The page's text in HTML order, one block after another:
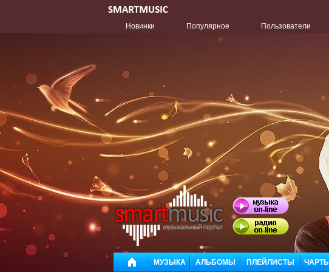
Новинки
Популярное Пользователи
МУЗЫКА АЛЬБОМЫ ПЛЕЙЛИСТЫ ЧАРТЫ